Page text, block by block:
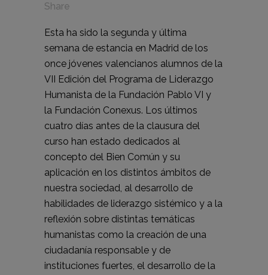
Share
Esta ha sido la segunda y última
semana de estancia en Madrid de los
once jóvenes valencianos alumnos de la
VII Edición del Programa de Liderazgo
Humanista de la Fundación Pablo VI y
la Fundación Conexus. Los últimos
cuatro días antes de la clausura del
curso han estado dedicados al
concepto del Bien Común y su
aplicación en los distintos ámbitos de
nuestra sociedad, al desarrollo de
habilidades de liderazgo sistémico y a la
reflexión sobre distintas temáticas
humanistas como la creación de una
ciudadanía responsable y de
instituciones fuertes, el desarrollo de la